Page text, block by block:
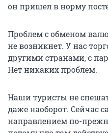
он пришел в норму
Проблем с обменом
не возникнет. У нас
другими странами, с
Нет никаких проблем.
Наши туристы не
даже наоборот. Сейчас
направлением по-